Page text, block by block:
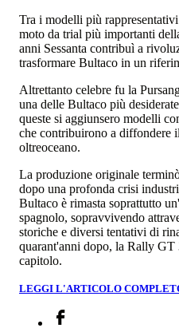
Tra i modelli più
moto da trial più importanti
anni Sessanta contribuì a
trasformare Bultaco in un
Altrettanto celebre fu la
una delle Bultaco più
queste si aggiunsero modelli
che contribuirono a diffondere
oltreoceano.
La produzione originale
dopo una profonda crisi
Bultaco è rimasta soprattutto
spagnolo, sopravvivendo
storiche e diversi tentativi di
quarant'anni dopo, la Rally
capitolo.
LEGGI L'ARTICOLO